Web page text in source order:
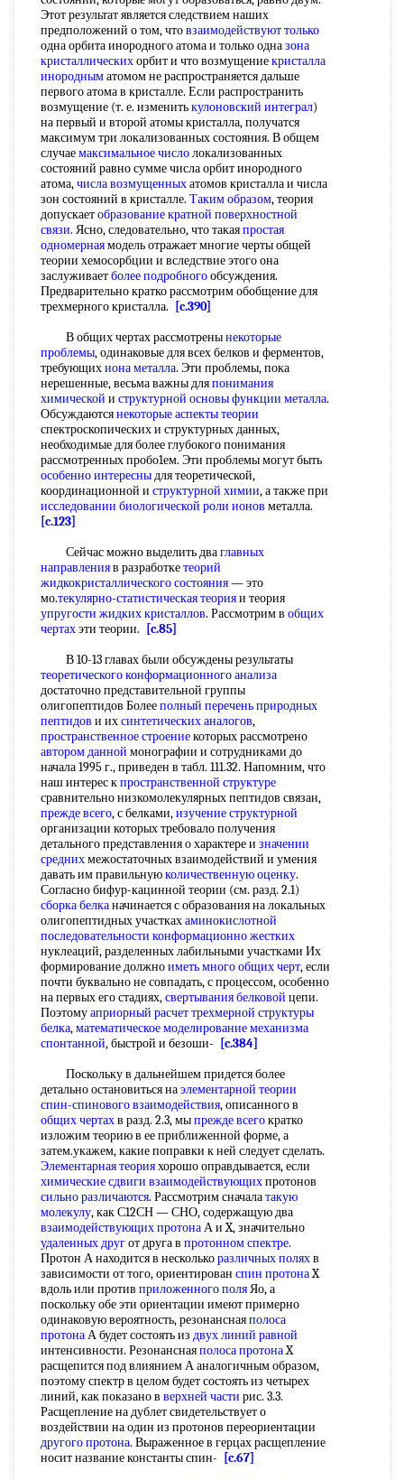
Этот результат является следствием наших
предположений о том, чтовзаимодействуют только
одна орбита инородного атома и только одназона
кристаллическихорбит и что возмущениекристалла
инородныматомом не распространяется дальше
первого атома в кристалле. Если распространить
возмущение (т. е. изменитькулоновский интеграл)
на первый и второй атомы кристалла, получатся
максимум три локализованных состояния. В общем
случаемаксимальное числолокализованных
состояний равно сумме числа орбит инородного
атома,числа возмущенныхатомов кристалла и числа
зон состояний в кристалле. Таким образом, теория
допускаетобразование кратной поверхностной
связи. Ясно, следовательно, что такаяпростая
одномернаямодель отражает многие черты общей
теории хемосорбции и вследствие этого она
заслуживаетболее подробногообсуждения.
Предварительно кратко рассмотрим обобщение для
трехмерного кристалла.
[c.390]
В общих чертах рассмотренынекоторые
проблемы, одинаковые для всех белков и ферментов,
требующихиона металла. Эти проблемы, пока
нерешенные, весьма важны дляпонимания
химической и структурной основыфункции металла.
Обсуждаютсянекоторые аспекты теории
спектроскопических и структурных данных,
необходимые для более глубокого понимания
рассмотренных пробо1ем. Эти проблемы могут быть
особенно интересныдля теоретической,
координационной и структурной химии, а также при
исследовании биологической роли ионов металла.
[c.123]
Сейчас можно выделить дваглавных
направленияв разработкетеорий
жидкокристаллического состояния— это
мо.текулярно-статистическая теорияи теория
упругости жидких кристаллов. Рассмотрим в общих
чертахэти теории.
[c.85]
В 10-13 главах были обсуждены результаты
теоретического конформационного анализа
достаточно представительной группы
олигопептидов Болееполный переченьприродных
пептидов и ихсинтетических аналогов,
пространственное строениекоторых рассмотрено
автором данной монографии и сотрудниками до
начала 1995 г., приведен в табл. 111.32. Напомним, что
наш интерес кпространственной структуре
сравнительно низкомолекулярных пептидов связан,
прежде всего, с белками,изучение структурной
организации которых требовало получения
детального представления о характере и значении
среднихмежостаточных взаимодействий и умения
давать им правильнуюколичественную оценку.
Согласно бифур-кацинной теории (см. разд. 2.1)
сборка белканачинается с образования на локальных
олигопептидных участкахаминокислотной
последовательности конформационно жестких
нуклеаций, разделенных лабильными участками Их
формирование должноиметь многообщих черт, если
почти буквально не совпадать, с процессом, особенно
на первых его стадиях,свертывания белковой цепи.
Поэтомуаприорный расчеттрехмерной структуры
белка,математическое моделированиемеханизма
спонтанной, быстрой и безоши-
[c.384]
Поскольку в дальнейшем придется более
детально остановиться наэлементарной теории
спин-спинового взаимодействия, описанного в
общих чертахв разд. 2.3, мыпрежде всегократко
изложим теорию в ее приближенной форме, а
затем.укажем, какие поправки к ней следует сделать.
Элементарная теорияхорошо оправдывается, если
химические сдвиги взаимодействующихпротонов
сильно различаются. Рассмотрим сначалатакую
молекулу, как С12СН — СНО, содержащую два
взаимодействующих протонаА и X, значительно
удаленных другот друга в протонном спектре.
Протон А находится в несколькоразличных поляхв
зависимости от того, ориентирован спин протонаX
вдоль или против приложенного поляЯо, а
поскольку обе эти ориентации имеют примерно
одинаковую вероятность, резонанснаяполоса
протонаА будет состоять из двухлиний равной
интенсивности. Резонанснаяполоса протонаX
расщепится под влиянием А аналогичным образом,
поэтому спектр в целом будет состоять из четырех
линий, как показано в верхней части рис. 3.3.
Расщепление на дублет свидетельствует о
воздействии на один из протонов переориентации
другого протона. Выраженное в герцах расщепление
носит название константы спин-
[c.67]